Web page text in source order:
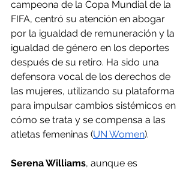
campeona de la Copa Mundial de la
FIFA, centró su atención en abogar
por la igualdad de remuneración y la
igualdad de género en los deportes
después de su retiro. Ha sido una
defensora vocal de los derechos de
las mujeres, utilizando su plataforma
para impulsar cambios sistémicos en
cómo se trata y se compensa a las
atletas femeninas​ (UN Women)​.
Serena Williams, aunque es